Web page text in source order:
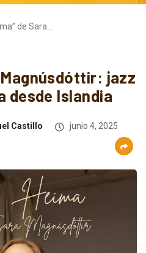
de Sara…
Magnúsdóttir: jazz
desde Islandia
Castillo
junio 4, 2025